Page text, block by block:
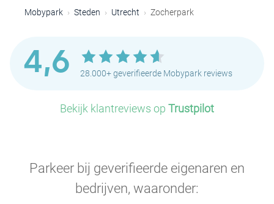
Mobypark Steden Utrecht Zocherpark
4,6 28.000+ geverifieerde Mobypark reviews
Bekijk klantreviews op Trustpilot
Parkeer bij geverifieerde eigenaren en
bedrijven, waaronder: